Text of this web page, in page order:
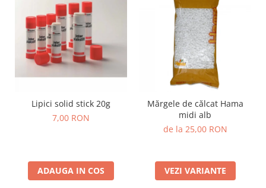
Lipici solid stick 20g
7,00 RON
ADAUGA IN COS
Mărgele de călcat Hama
midi alb
de la 25,00 RON
VEZI VARIANTE